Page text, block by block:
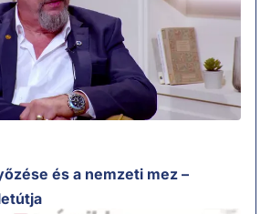
és a nemzeti mez –